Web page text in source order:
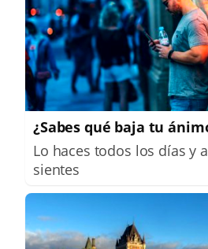
¿Sabes qué baja tu
Lo haces todos los días y
sientes